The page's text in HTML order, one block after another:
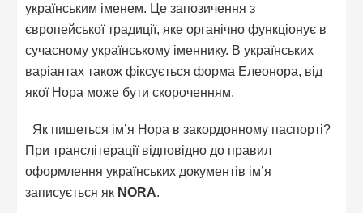
українським іменем. Це запозичення з
європейської традиції, яке органічно функціонує в
сучасному українському іменнику. В українських
варіантах також фіксується форма Елеонора, від
якої Нора може бути скороченням.
Як пишеться ім’я Нора в закордонному паспорті?
При транслітерації відповідно до правил
оформлення українських документів ім’я
записується як NORA.